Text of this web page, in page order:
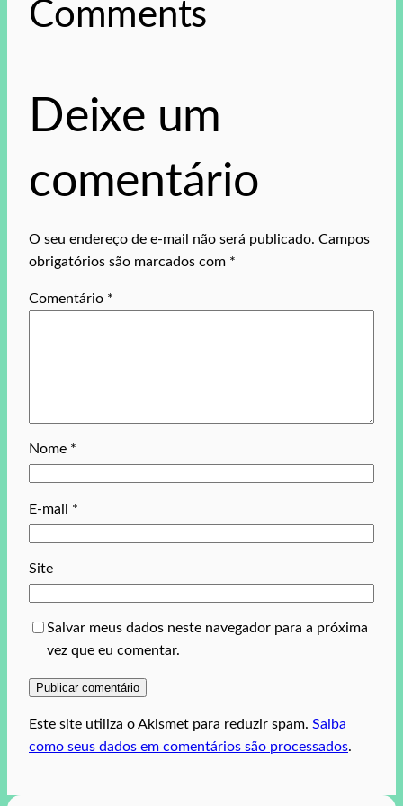
Comments
Deixe um
comentário
O seu endereço de e-mail não será publicado. Campos
obrigatórios são marcados com *
Comentário *
Nome *
E-mail *
Site
Salvar meus dados neste navegador para a próxima
vez que eu comentar.
Este site utiliza o Akismet para reduzir spam. Saiba
como seus dados em comentários são processados.